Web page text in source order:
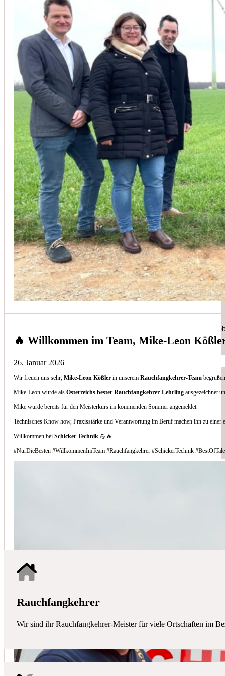
🔥 Willkommen im Team, Mike-Leon
26. Januar 2026
Wir freuen uns sehr,Mike-Leon Kößler in unseremRauchfangkehrer-Team
Mike-Leon wurde alsÖsterreichs bester Rauchfangkehrer-Lehrling ausgezeichnet
Mike wurde bereits für den Meisterkurs im kommenden Sommer angemeldet.
Technisches Know how, Praxisstärke und Verantwortung im Beruf machen ihn zu
Willkommen beiSchicker Technik 💪🔥
#NurDieBesten #WillkommenImTeam #Rauchfangkehrer #SchickerTechnik
Unsere Kunden vertrauen auf unsere langjährige Erfahrung und
Christoph Windisch
aus unseren Google-Bewertungen
Vom Anbot bis zur Fertigstellung alles rasch und
(Umbau) wurde besprochen und problemlos gelöst.
Johanna Koe
aus unseren Google-Bewertungen
Sehr freundlich! Hat alles super geklappt!
Simon Bilek
Anruf, 3 Stunden später war jemand Vorort, Problem
Thomas Gornix
aus unseren Google-Bewertungen
Nettes Team, und kompetente Beratung.
Rauchfangkehrer
Wir sind ihr Rauchfangkehrer-Meister für viele Ortschaften im